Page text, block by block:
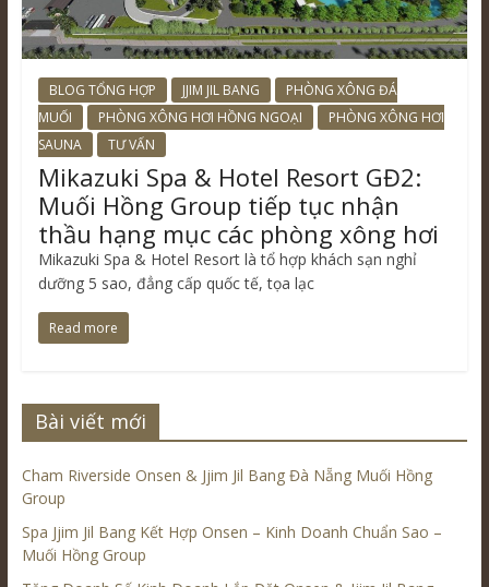
BLOG TỔNG HỢP JJIM JIL BANG
PHÒNG XÔNG ĐÁ
MUỐI
PHÒNG XÔNG HƠI HỒNG NGOẠI
PHÒNG XÔNG HƠI
SAUNA
TƯ VẤN
Mikazuki Spa & Hotel Resort GĐ2:
Muối Hồng Group tiếp tục nhận
thầu hạng mục các phòng xông hơi
Mikazuki Spa & Hotel Resort là tổ hợp khách sạn nghỉ
dưỡng 5 sao, đẳng cấp quốc tế, tọa lạc
Read more
Bài viết mới
Cham Riverside Onsen & Jjim Jil Bang Đà Nẵng Muối Hồng
Group
Spa Jjim Jil Bang Kết Hợp Onsen – Kinh Doanh Chuẩn Sao –
Muối Hồng Group